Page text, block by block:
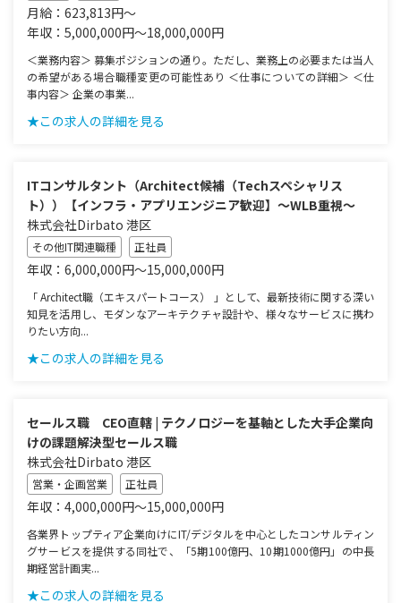
月給：623,813円～
年収：5,000,000円～18,000,000円
＜業務内容＞ 募集ポジションの通り。ただし、業務上の必要または当人
の希望がある場合職種変更の可能性あり ＜仕事についての詳細＞ ＜仕
事内容＞ 企業の事業...
★この求人の詳細を見る
ITコンサルタント（Architect候補（Techスペシャリス
ト））【インフラ・アプリエンジニア歓迎】～WLB重視～
株式会社Dirbato 港区
その他IT関連職種 正社員
年収：6,000,000円～15,000,000円
「 Architect職（エキスパートコース） 」として、最新技術に関する深い
知見を活用し、モダンなアーキテクチャ設計や、様々なサービスに携わ
りたい方向...
★この求人の詳細を見る
セールス職 CEO直轄 | テクノロジーを基軸とした大手企業向
けの課題解決型セールス職
株式会社Dirbato 港区
営業・企画営業 正社員
年収：4,000,000円～15,000,000円
各業界トップティア企業向けにIT/デジタルを中心としたコンサルティン
グサービスを提供する同社で、「5期100億円、10期1000億円」の中長
期経営計画実...
★この求人の詳細を見る